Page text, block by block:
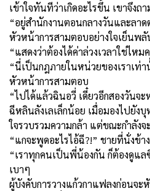
เข้าใจทันทีว่าเกิดอะไรขึ้น เขาจึงถ
“อยู่สำนักงานตอนกลางวันและลา
หัวหน้าการสามตอบอย่างใจเย็นพ
“แสดงว่าต้องได้ค่าล่วงเวลาใช่ไหม
“นี่เป็นกฎภายในหน่วยของเราเท่
หัวหน้าการสามตอบ
“ไปได้แล้วฉินอวี่ เดี๋ยวอีกสองวันจ
ฉีหลินลังเลเล็กน้อย เมื่อมองไปยัง
ใจรวบรวมความกล้า แต่ขณะกำลัง
“แกจะพูดอะไรไอ้ฉี?!” ชายที่นั่งข้
“เราทุกคนเป็นพี่น้องกัน ก็ต้องดูแ
เบาๆ
ผู้บังคับการวางแก้วกาแฟลงก่อนจ